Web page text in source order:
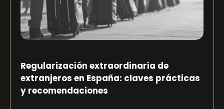
Regularización extraordinaria de
extranjeros en España: claves prácticas
y recomendaciones